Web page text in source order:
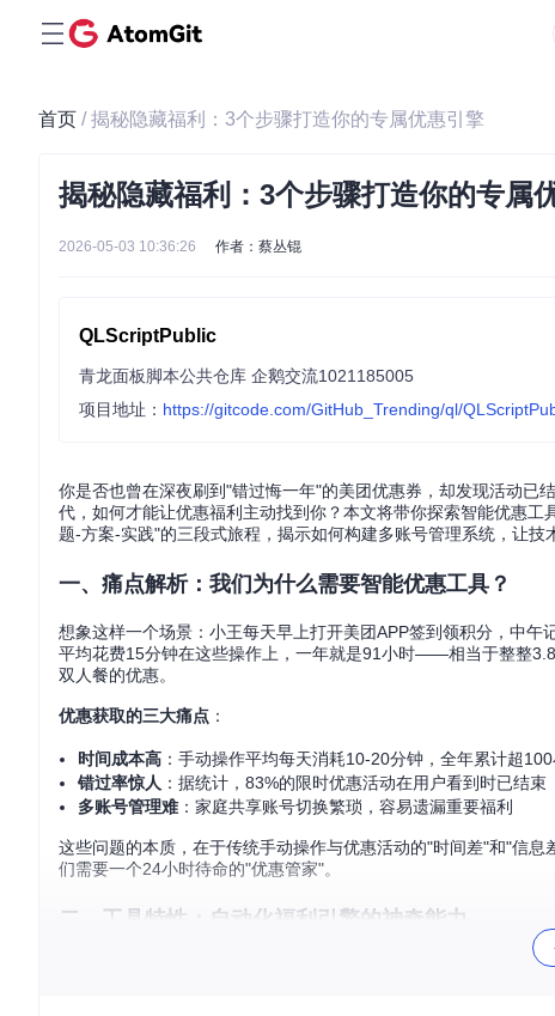
首页 / 揭秘隐藏福利：3个步骤打造你的专属优惠引擎
揭秘隐藏福利：3个步骤打造你的专属
2026-05-03 10:36:26 作者：蔡丛锟
QLScriptPublic
青龙面板脚本公共仓库 企鹅交流1021185005
项目地址： https://gitcode.com/GitHub_Trending/ql/
你是否也曾在深夜刷到"错过悔一年"的美团优惠券，却发现活动已
代，如何才能让优惠福利主动找到你？本文将带你探索智能优惠
题-方案-实践"的三段式旅程，揭示如何构建多账号管理系统，让技
一、痛点解析：我们为什么需要智能优惠工具？
想象这样一个场景：小王每天早上打开美团APP签到领积分，中
平均花费15分钟在这些操作上，一年就是91小时——相当于整整
双人餐的优惠。
优惠获取的三大痛点 ：
时间成本高 ：手动操作平均每天消耗10-20分钟，全年累计超
错过率惊人 ：据统计，83%的限时优惠活动在用户看到时已结束
多账号管理难：家庭共享账号切换繁琐，容易遗漏重要福利
这些问题的本质，在于传统手动操作与优惠活动的"时间差"和"信
们需要一个24小时待命的"优惠管家"。
二、工具特性：自动化福利引擎的神奇能力
如果把我们的数字生活比作一座房子，那么智能优惠工具就像是